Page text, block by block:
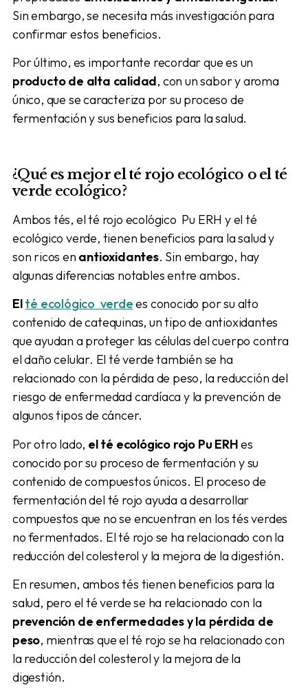
Sin embargo, se necesita más investigación para
confirmar estos beneficios.
Por último, es importante recordar que es un
producto de alta calidad, con un sabor y aroma
único, que se caracteriza por su proceso de
fermentación y sus beneficios para la salud.
¿Qué es mejor el té rojo ecológico o el té
verde ecológico?
Ambos tés, el té rojo ecológico Pu ERH y el té
ecológico verde, tienen beneficios para la salud y
son ricos en antioxidantes. Sin embargo, hay
algunas diferencias notables entre ambos.
Elté ecológico verdees conocido por su alto
contenido de catequinas, un tipo de antioxidantes
que ayudan a proteger las células del cuerpo contra
el daño celular. El té verde también se ha
relacionado con la pérdida de peso, la reducción del
riesgo de enfermedad cardíaca y la prevención de
algunos tipos de cáncer.
Por otro lado, el té ecológico rojo Pu ERHes
conocido por su proceso de fermentación y su
contenido de compuestos únicos. El proceso de
fermentación del té rojo ayuda a desarrollar
compuestos que no se encuentran en los tés verdes
no fermentados. El té rojo se ha relacionado con la
reducción del colesterol y la mejora de la digestión.
En resumen, ambos tés tienen beneficios para la
salud, pero el té verde se ha relacionado con la
prevención de enfermedades y la pérdida de
peso, mientras que el té rojo se ha relacionado con
la reducción del colesterol y la mejora de la
digestión.